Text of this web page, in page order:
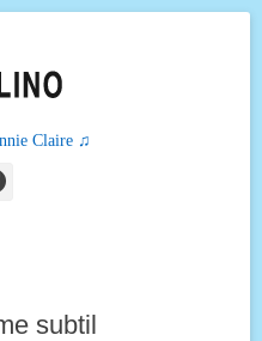
Claire ♫
Facebook
subtil